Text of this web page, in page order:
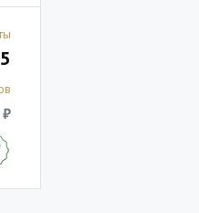
5
₽